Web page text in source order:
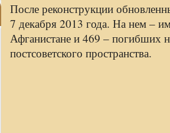
После реконструкции
7 декабря 2013 года. На нем –
Афганистане и 469 – погибших
постсоветского пространства.